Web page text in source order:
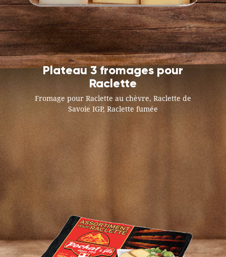
Plateau 3 fromages pour
Raclette
Fromage pour Raclette au chèvre, Raclette de
Savoie IGP, Raclette fumée